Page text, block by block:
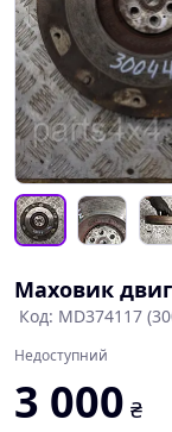
Маховик
Код: MD374117
Недоступний
3 000 ₴